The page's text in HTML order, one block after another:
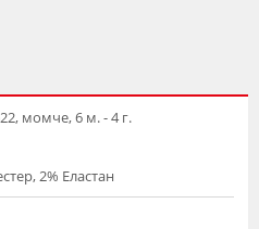
момче, 6 м. - 4 г.
2% Еластан